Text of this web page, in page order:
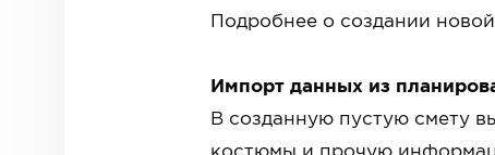
Подробнее о создании
Импорт данных из
В созданную пустую смету
костюмы и прочую